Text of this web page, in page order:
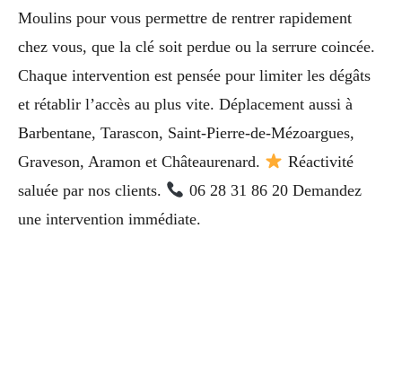
Moulins pour vous permettre de rentrer rapidement
chez vous, que la clé soit perdue ou la serrure coincée.
Chaque intervention est pensée pour limiter les dégâts
et rétablir l’accès au plus vite. Déplacement aussi à
Barbentane, Tarascon, Saint-Pierre-de-Mézoargues,
Graveson, Aramon et Châteaurenard.
Réactivité
saluée par nos clients.
06 28 31 86 20 Demandez
une intervention immédiate.